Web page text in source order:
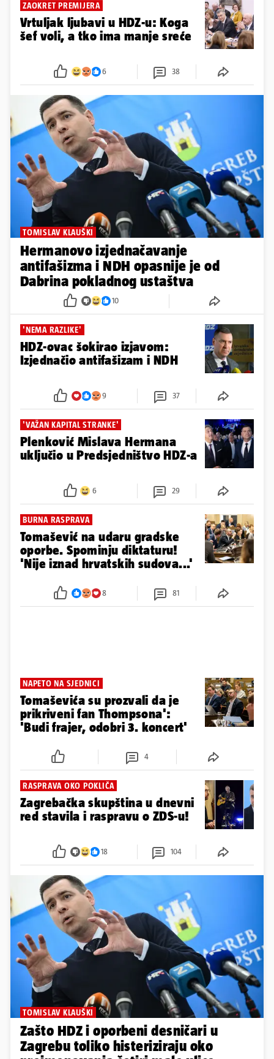
ZAOKRET PREMIJERA
Vrtuljak ljubavi u HDZ-u: Koga
šef voli, a tko ima manje sreće
6 38
TOMISLAV KLAUŠKI
Hermanovo izjednačavanje
antifašizma i NDH opasnije je od
Dabrina pokladnog ustaštva
10
'NEMA RAZLIKE'
HDZ-ovac šokirao izjavom:
Izjednačio antifašizam i NDH
9 37
'VAŽAN KAPITAL STRANKE'
Plenković Mislava Hermana
uključio u Predsjedništvo HDZ-a
6 29
BURNA RASPRAVA
Tomašević na udaru gradske
oporbe. Spominju diktaturu!
'Nije iznad hrvatskih sudova...'
8 81
NAPETO NA SJEDNICI
Tomaševića su prozvali da je
prikriveni fan Thompsona':
'Budi frajer, odobri 3. koncert'
4
RASPRAVA OKO POKLIČA
Zagrebačka skupština u dnevni
red stavila i raspravu o ZDS-u!
18 104
TOMISLAV KLAUŠKI
Zašto HDZ i oporbeni desničari u
Zagrebu toliko histeriziraju oko